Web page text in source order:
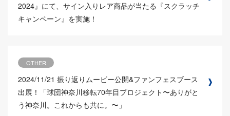
2024』にて、サイン入りレア商品が当たる『スクラッチ
キャンペーン』を実施！
OTHER
2024/11/21 振り返りムービー公開&ファンフェスブース
出展！「球団神奈川移転70年目プロジェクト〜ありがと
う神奈川。これからも共に。〜」